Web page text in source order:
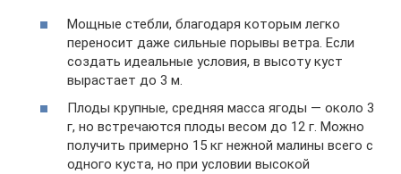
Мощные стебли, благодаря которым легко
переносит даже сильные порывы ветра. Если
создать идеальные условия, в высоту куст
вырастает до 3 м.
Плоды крупные, средняя масса ягоды — около 3
г, но встречаются плоды весом до 12 г. Можно
получить примерно 15 кг нежной малины всего с
одного куста, но при условии высокой